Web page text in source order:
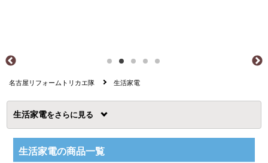
名古屋リフォームトリカエ隊 生活家電
生活家電を
生活家電の商品一覧